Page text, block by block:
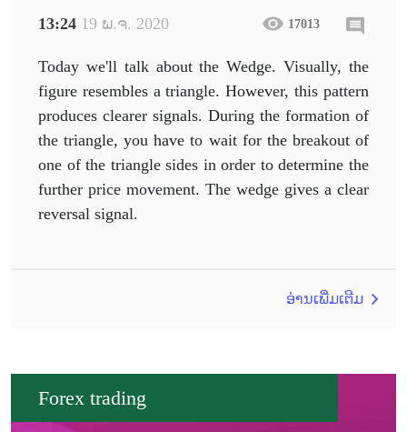
13:24 19 ພ.ຈ. 2020 17013
Today we'll talk about the Wedge. Visually, the
figure resembles a triangle. However, this pattern
produces clearer signals. During the formation of
the triangle, you have to wait for the breakout of
one of the triangle sides in order to determine the
further price movement. The wedge gives a clear
reversal signal.
ອ່ານເພີ່ມເຕີມ
Forex trading